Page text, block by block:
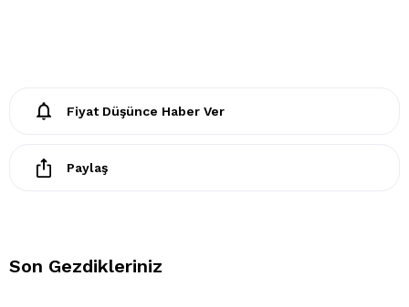
Fiyat Düşünce Haber Ver
Paylaş
Son Gezdikleriniz